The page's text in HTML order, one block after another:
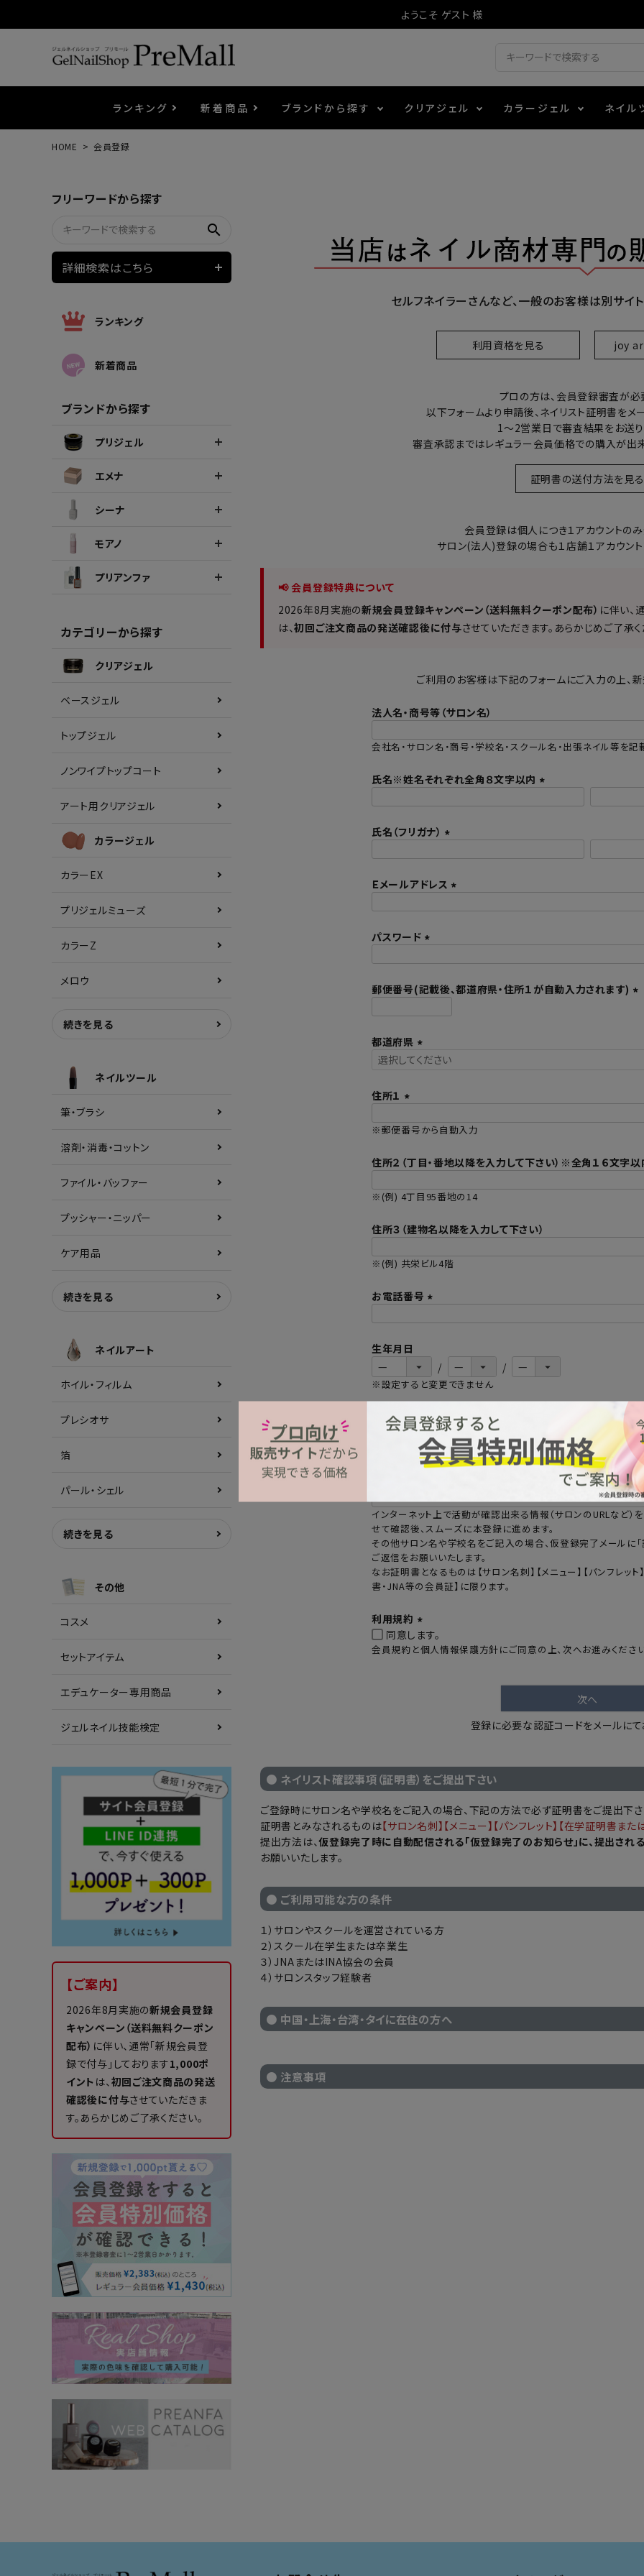
ようこそ ゲスト 様
ランキング 新着商品 ブランドから探す クリアジェル カラージェル
ウェービージェル 3Dクレイジェル テラコッタジェル
メタリックジェル
ネイル
ネイルマシン LEDライト その他施術アイテム
HOME 会員登録
フリーワードから探す
search
詳細検索はこちら
ランキング
新着商品
ブランドから探す
プリジェル
エメナ
シーナ
モアノ
プリアンファ
カテゴリーから探す
クリアジェル
ベースジェル
トップジェル
ノンワイプトップコート
アート用クリアジェル
カラージェル
カラーEX
プリジェルミューズ
カラーZ
メロウ
続きを見る
ネイルツール
筆・ブラシ
溶剤・消毒・コットン
ファイル・バッファー
プッシャー・ニッパー
ケア用品
続きを見る
ネイルアート
ホイル・フィルム
プレシオサ
箔
パール・シェル
続きを見る
その他
コスメ
セットアイテム
エデュケーター専用商品
ジェルネイル技能検定
【ご案内】
2026年8月実施の新規会員登録
キャンペーン（送料無料クーポン
配布） に伴い、通常「新規会員登
録で付与」しております1,000ポ
イント は、初回ご注文商品の発送
確認後に付与させていただきま
す。あらかじめご了承ください。
セルフネイラーさんなど、一般のお客様は別サイ
利用資格を見る joy
プロの方は、会員登録審査が必
以下フォームより申請後、ネイリスト証明書をメ
1～2営業日で審査結果をお送り
審査承認まではレギュラー会員価格での購入が出
証明書の送付方法を見る
会員登録は個人につき１アカウントのみ
サロン(法人)登録の場合も１店舗１アカウント
📢 会員登録特典について
2026年8月実施の新規会員登録キャンペーン（送料無料クーポン配布） に伴い、
は、初回ご注文商品の発送確認後に付与させていただきます。あらかじめご了承く
ご利用のお客様は下記のフォームにご入力の上、
法人名・商号等（サロン名）
会社名・サロン名・商号・学校名・スクール名・出張ネイル等を記
氏名※姓名それぞれ全角８文字以内
氏名（フリガナ）
須
Ｅメールアドレス
パスワード
須
郵便番号(記載後、都道府県・住所１が自動入力されます)
都道府県
(
住所１
必
)
※郵便番号から自動入力
住所２（丁目・番地以降を入力して下さい）※全角１６文字以
※(例) 4丁目95番地の14
住所３（建物名以降を入力して下さい）
※(例) 共栄ビル4階
お電話番号
生年月日
※設定すると変更できません
メールマガジンの購読
(
必
須
可 否
新製品やセール情報、限定クーポンやプレゼントなどのお得な
サロンHPのURLや活動がわかるSNSアカウントなど
(
必
)
インターネット上で活動が確認出来る情報（サロンのURLなど）
せて確認後、スムーズに本登録に進めます。
その他サロン名や学校名をご記入の場合、仮登録完了メールに
ご返信をお願いいたします。
なお証明書となるものは【サロン名刺】【メニュー】【パンフレッ
書・JNA等の会員証】に限ります。
利用規約
(
必
同意します。
会員規約と個人情報保護方針にご同意の上、次へお進みください
次へ
登録に必要な認証コードをメールにて
● ネイリスト確認事項（証明書）をご提出下さい
ご登録時にサロン名や学校名をご記入の場合、下記の方法で必ず証明書をご提出下さ
証明書とみなされるものは【サロン名刺】【メニュー】【パンフレット】【在学証明書ま
提出方法は、仮登録完了時に自動配信される「仮登録完了のお知らせ」に、提出され
お願いいたします。
● ご利用可能な方の条件
１）サロンやスクールを運営されている方
２）スクール在学生または卒業生
３）JNAまたはINA協会の会員
４）サロンスタッフ経験者
● 中国・上海・台湾・タイに在住の方へ
● 注意事項